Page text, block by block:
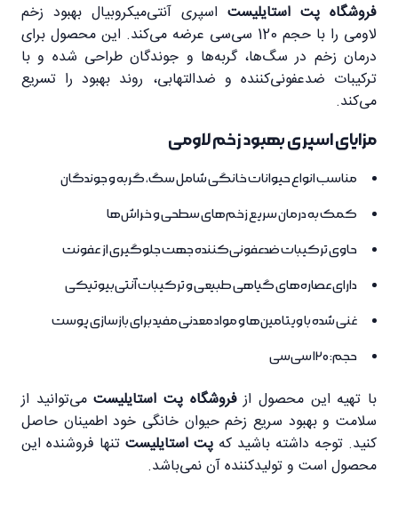
فروشگاه پت استایلیست اسپری آنتی‌میکروبیال بهبود زخم
لاومی را با حجم 120 سی‌سی عرضه می‌کند. این محصول برای
درمان زخم در سگ‌ها، گربه‌ها و جوندگان طراحی شده و با
ترکیبات ضدعفونی‌کننده و ضدالتهابی، روند بهبود را تسریع
می‌کند.
مزایای اسپری بهبود زخم لاومی
مناسب انواع حیوانات خانگی شامل سگ، گربه و جوندگان
کمک به درمان سریع زخم‌های سطحی و خراش‌ها
حاوی ترکیبات ضدعفونی‌کننده جهت جلوگیری از عفونت
دارای عصاره‌های گیاهی طبیعی و ترکیبات آنتی‌بیوتیکی
غنی شده با ویتامین‌ها و مواد معدنی مفید برای بازسازی پوست
حجم: 120 سی‌سی
با تهیه این محصول ازفروشگاه پت استایلیستمی‌توانید از
سلامت و بهبود سریع زخم حیوان خانگی خود اطمینان حاصل
کنید. توجه داشته باشید که پت استایلیست تنها فروشنده این
محصول است و تولیدکننده آن نمی‌باشد.